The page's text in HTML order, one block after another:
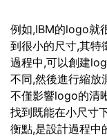
例如,IBM的logo就
到很小的尺寸,其特
過程中,可以創建
不同,然後進行縮放
不僅影響logo的清
找到既能在小尺寸
衡點,是設計過程中